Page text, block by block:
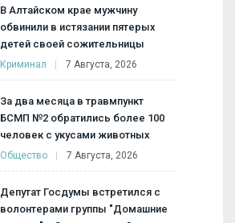
В Алтайском крае мужчину
обвинили в истязании пятерых
детей своей сожительницы
Криминал 7 Августа, 2026
За два месяца в травмпункт
БСМП №2 обратились более 100
человек с укусами животных
Общество 7 Августа, 2026
Депутат Госдумы встретился с
волонтерами группы "Домашние